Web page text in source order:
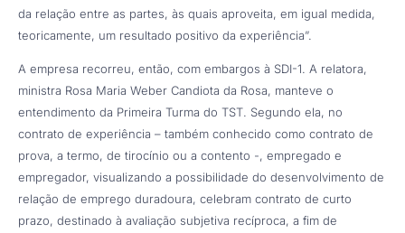
da relação entre as partes, às quais aproveita, em igual medida,
teoricamente, um resultado positivo da experiência”.
A empresa recorreu, então, com embargos à SDI-1. A relatora,
ministra Rosa Maria Weber Candiota da Rosa, manteve o
entendimento da Primeira Turma do TST. Segundo ela, no
contrato de experiência – também conhecido como contrato de
prova, a termo, de tirocínio ou a contento -, empregado e
empregador, visualizando a possibilidade do desenvolvimento de
relação de emprego duradoura, celebram contrato de curto
prazo, destinado à avaliação subjetiva recíproca, a fim de